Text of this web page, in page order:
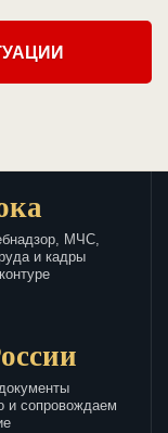
МЧС,
и кадры
и сопровождаем